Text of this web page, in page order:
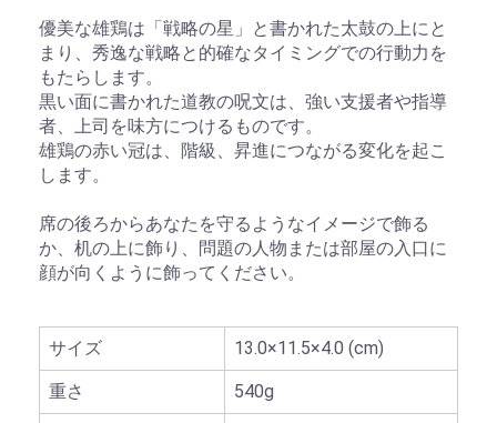
優美な雄鶏は「戦略の星」と書かれた太鼓の上にと
まり、秀逸な戦略と的確なタイミングでの行動力を
もたらします。
黒い面に書かれた道教の呪文は、強い支援者や指導
者、上司を味方につけるものです。
雄鶏の赤い冠は、階級、昇進につながる変化を起こ
します。
席の後ろからあなたを守るようなイメージで飾る
か、机の上に飾り、問題の人物または部屋の入口に
顔が向くように飾ってください。
サイズ 13.0×11.5×4.0 (cm)
重さ 540g
お買い物を続ける カートへ進む